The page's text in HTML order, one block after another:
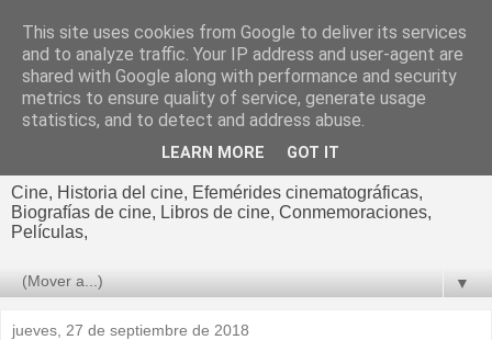
El cultural
cinematográfico de Jorge
Cine, Historia del cine, Efemérides cinematográficas,
Biografías de cine, Libros de cine, Conmemoraciones,
Películas,
▼
jueves, 27 de septiembre de 2018
This site uses cookies from Google to deliver its services
and to analyze traffic. Your IP address and user-agent are
shared with Google along with performance and security
metrics to ensure quality of service, generate usage
statistics, and to detect and address abuse.
LEARN MORE GOT IT